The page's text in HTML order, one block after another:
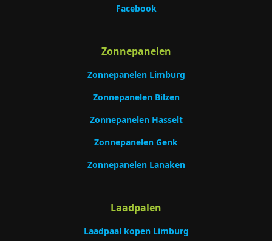
Facebook
Zonnepanelen
Zonnepanelen Limburg
Zonnepanelen Bilzen
Zonnepanelen Hasselt
Zonnepanelen Genk
Zonnepanelen Lanaken
Laadpalen
Laadpaal kopen Limburg